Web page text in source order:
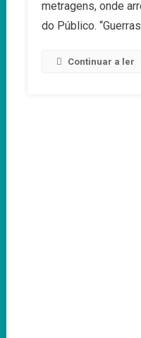
metragens, onde
do Público.
Continuar a ler